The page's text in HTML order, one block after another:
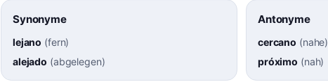
Synonyme
lejano (fern)
alejado (abgelegen)
Antonyme
cercano (nahe)
próximo (nah)